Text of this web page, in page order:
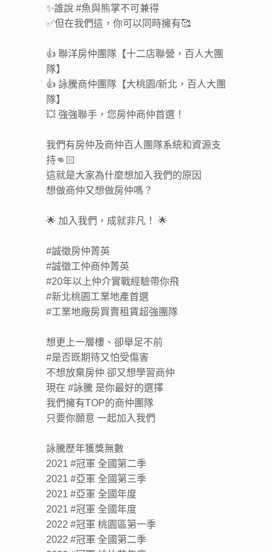
✨誰說 #魚與熊掌不可兼得
✅但在我們這，你可以同時擁有🥰
👍 聯洋房仲團隊【十二店聯營，百人大團
隊】
👍 詠騰商仲團隊【大桃園/新北，百人大團
隊】
💥 強強聯手，您房仲商仲首選！
我們有房仲及商仲百人團隊系統和資源支
持👊🏻
這就是大家為什麼想加入我們的原因
想做商仲又想做房仲嗎？
🌟 加入我們，成就非凡！ 🌟
#誠徵房仲菁英
#誠徵工仲商仲菁英
#20年以上仲介實戰經驗帶你飛
#新北桃園工業地產首選
#工業地廠房買賣租賃超強團隊
想更上一層樓、卻舉足不前
#是否既期待又怕受傷害
不想放棄房仲 卻又想學習商仲
現在 #詠騰 是你最好的選擇
我們擁有TOP的商仲團隊
只要你願意 一起加入我們
詠騰歷年獲獎無數
2021 #冠軍 全國第二季
2021 #亞軍 全國第三季
2021 #亞軍 全國年度
2021 #冠軍 全國年度
2022 #冠軍 桃園區第一季
2022 #冠軍 全國第二季